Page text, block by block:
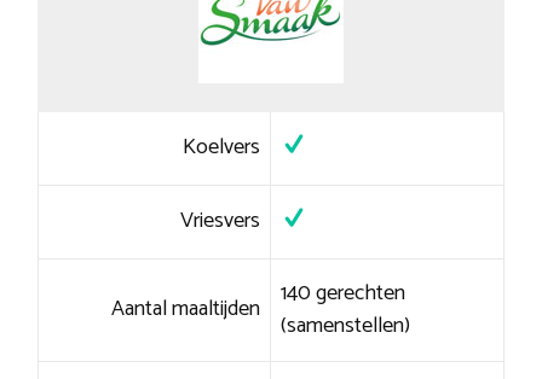
Koelvers
Vriesvers
Aantal maaltijden 140 gerechten
(samenstellen)